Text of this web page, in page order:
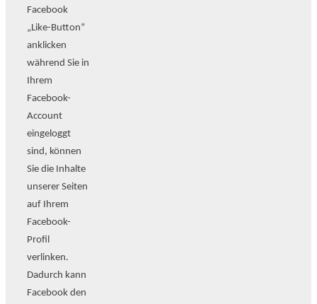
Facebook
„Like-Button“
anklicken
während Sie in
Ihrem
Facebook-
Account
eingeloggt
sind, können
Sie die Inhalte
unserer Seiten
auf Ihrem
Facebook-
Profil
verlinken.
Dadurch kann
Facebook den